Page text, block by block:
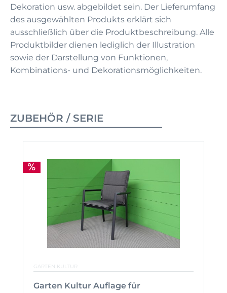
Dekoration usw. abgebildet sein. Der Lieferumfang
des ausgewählten Produkts erklärt sich
ausschließlich über die Produktbeschreibung. Alle
Produktbilder dienen lediglich der Illustration
sowie der Darstellung von Funktionen,
Kombinations- und Dekorationsmöglichkeiten.
ZUBEHÖR / SERIE
GARTEN KULTUR
Garten Kultur Auflage für